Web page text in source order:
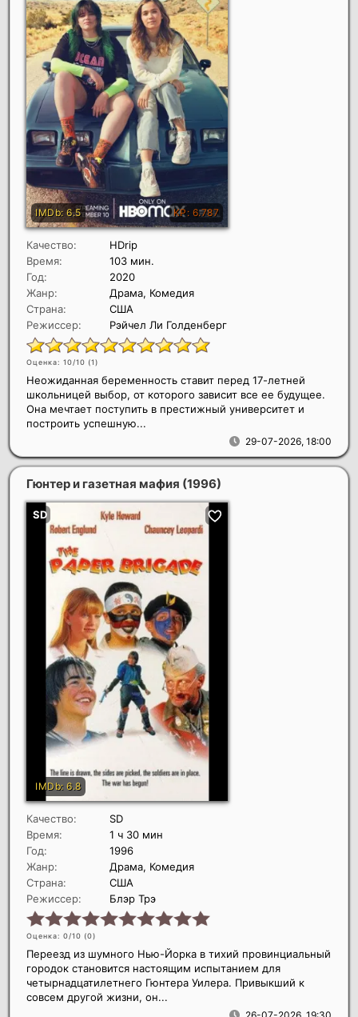
Качество:
HDrip
Время:
103 мин.
Год:
2020
Жанр:
Драма, Комедия
Страна:
США
Режиссер:
Рэйчел Ли Голденберг
Оценка: 10/10 (1)
29-07-2026, 18:00
Неожиданная беременность ставит перед 17-летней
школьницей выбор, от которого зависит все ее будущее.
Она мечтает поступить в престижный университет и
построить успешную...
Гюнтер и газетная мафия (1996)
Качество:
SD
Время:
1 ч 30 мин
Год:
1996
Жанр:
Драма, Комедия
Страна:
США
Режиссер:
Блэр Трэ
Оценка: 0/10 (0)
Переезд из шумного Нью-Йорка в тихий провинциальный
городок становится настоящим испытанием для
четырнадцатилетнего Гюнтера Уилера. Привыкший к
совсем другой жизни, он...